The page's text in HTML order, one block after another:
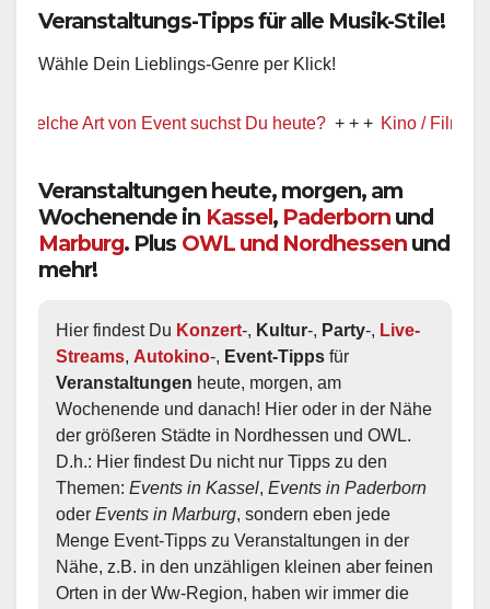
Veranstaltungs-Tipps für alle Musik-Stile!
Wähle Dein Lieblings-Genre per Klick!
Art von Event suchst Du heute? + + + Kino / Film + + +
Veranstaltungen heute, morgen, am
Wochenende in Kassel, Paderborn und
Marburg. Plus OWL und Nordhessen und
mehr!
Hier findest Du Konzert-, Kultur-, Party-, Live-
Streams, Autokino-, Event-Tipps
Veranstaltungen heute, morgen, am
Wochenende und danach! Hier oder in der Nähe
der größeren Städte in Nordhessen und OWL.
D.h.: Hier findest Du nicht nur Tipps zu den
Themen: Events in Kassel, Events in Paderborn
oder Events in Marburg, sondern eben jede
Menge Event-Tipps zu Veranstaltungen in der
Nähe, z.B. in den unzähligen kleinen aber feinen
Orten in der Ww-Region, haben wir immer die